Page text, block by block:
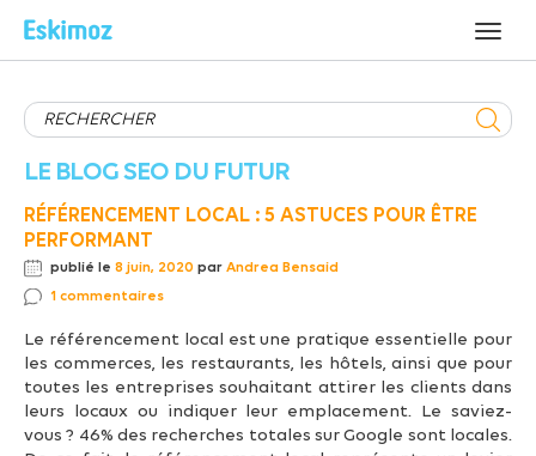
LE BLOG SEO DU FUTUR
RÉFÉRENCEMENT LOCAL : 5 ASTUCES POUR ÊTRE
PERFORMANT
publié le 8 juin, 2020 par Andrea Bensaid
1 commentaires
Le référencement local est une pratique essentielle pour
les commerces, les restaurants, les hôtels, ainsi que pour
toutes les entreprises souhaitant attirer les clients dans
leurs locaux ou indiquer leur emplacement. Le saviez-
vous ? 46% des recherches totales sur Google sont locales.